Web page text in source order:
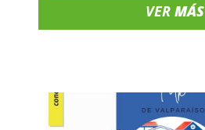
VERMÁS